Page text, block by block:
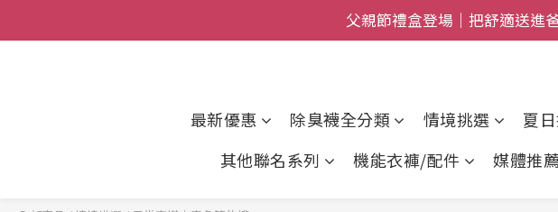
全館$800免運｜任搭８折
父親節禮盒登場｜把舒適送進
全館$800免運｜任搭８
最新優惠 除臭襪全分類 情境挑選 夏
其他聯名系列
機能衣褲/配件 媒體推